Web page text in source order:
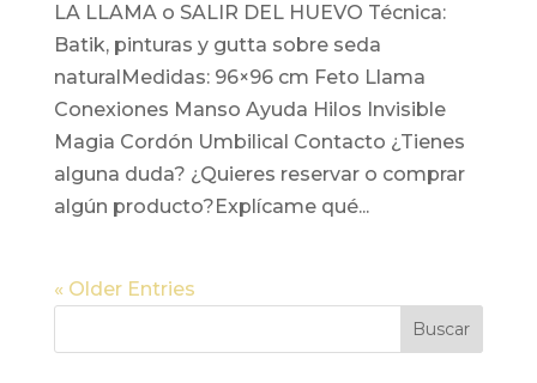
LA LLAMA o SALIR DEL HUEVO Técnica:
Batik, pinturas y gutta sobre seda
naturalMedidas: 96×96 cm Feto Llama
Conexiones Manso Ayuda Hilos Invisible
Magia Cordón Umbilical Contacto ¿Tienes
alguna duda? ¿Quieres reservar o comprar
algún producto?Explícame qué...
« Older Entries
Buscar